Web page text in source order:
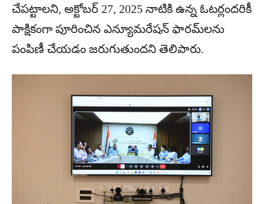
చేపట్టాలని, అక్టోబర్ 27, 2025 నాటికి ఉన్న ఓటర్లందరికీ
పాక్షికంగా పూరించిన ఎన్యూమరేషన్ ఫారమ్‌లను
పంపిణీ చేయడం జరుగుతుందని తెలిపారు.